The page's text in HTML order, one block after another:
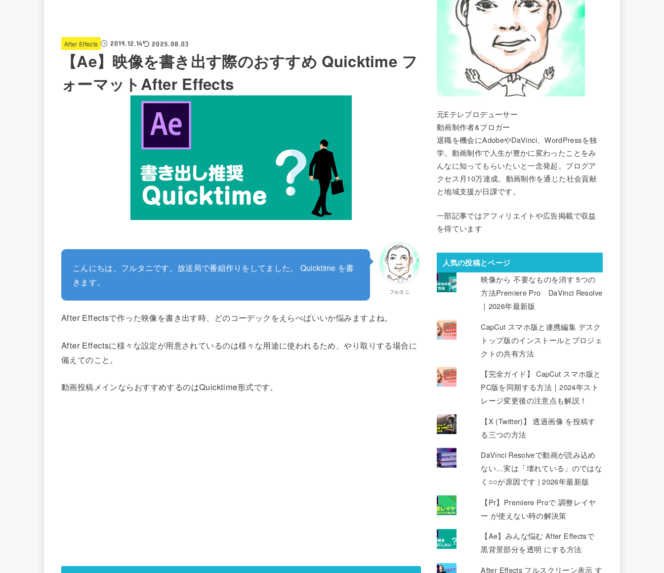
After Effects 2019.12.14 2025.08.03
【Ae】映像を書き出す際のおすすめ Quicktime フ
ォーマットAfter Effects
フルタニ
こんにちは、フルタニです。放送局で番組作りをしてました。 Quicktime を書
きます。
After Effectsで作った映像を書き出す時、どのコーデックをえらべばいいか悩みますよね。
After Effectsに様々な設定が用意されているのは様々な用途に使われるため、やり取りする場合に
備えてのこと。
動画投稿メインならおすすめするのはQuicktime形式です。
元Eテレプロデューサー
動画制作者&ブロガー
退職を機会にAdobeやDaVinci、WordPressを独
学。動画制作で人生が豊かに変わったことをみ
んなに知ってもらいたいと一念発起。ブログア
クセス月10万達成。動画制作を通じた社会貢献
と地域支援が日課です。
一部記事ではアフィリエイトや広告掲載で収益
を得ています
人気の投稿とページ
映像から 不要なものを消す 5つの
方法Premiere Pro DaVinci Resolve
｜2026年最新版
CapCut スマホ版と連携編集 デスク
トップ版のインストールとプロジェ
クトの共有方法
【完全ガイド】 CapCut スマホ版と
PC版を同期する方法｜2024年スト
レージ変更後の注意点も解説！
【X (Twitter)】 透過画像 を投稿す
る三つの方法
DaVinci Resolveで動画が読み込め
ない…実は「壊れている」のではな
く○○が原因です | 2026年最新版
【Pr】Premiere Proで 調整レイヤ
ー が使えない時の解決策
【Ae】みんな悩む After Effectsで
黒背景部分を透明 にする方法
After Effects フルスクリーン表示 す